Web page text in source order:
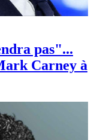
pas"...
Carney à